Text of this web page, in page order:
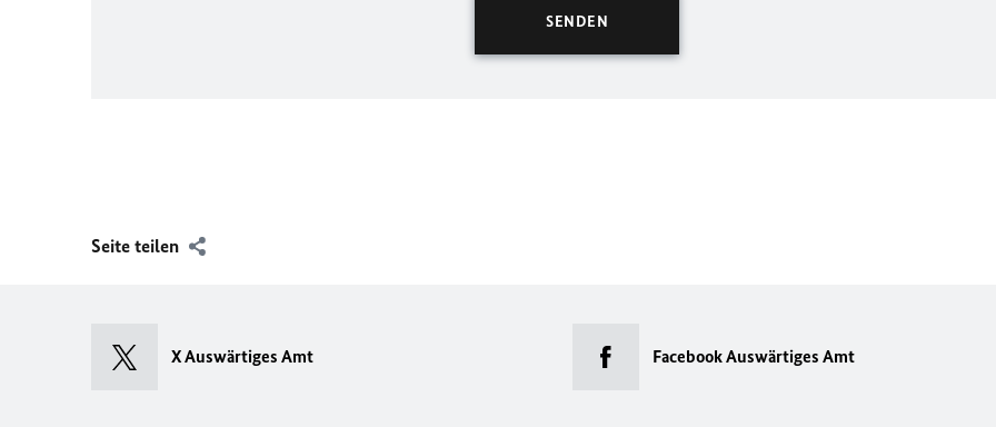
Seite teilen
X Auswärtiges Amt Facebook Auswärtiges Amt